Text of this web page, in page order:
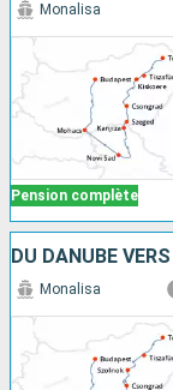
Pension complète
Monalisa
Monalisa